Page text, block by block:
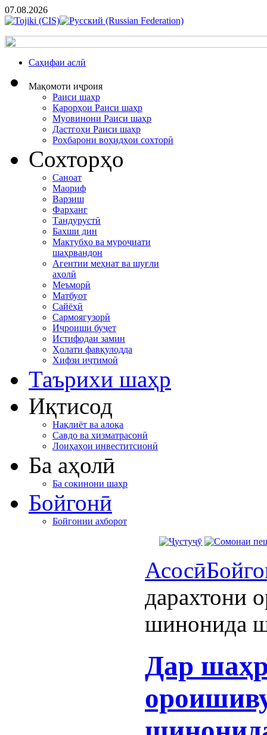
07.08.2026
Cаҳифаи аслӣ
Мақомоти иҷроия
Раиси шаҳр
Қарорҳои Раиси шаҳр
Муовинони Раиси шаҳр
Дастгоҳи Раиси шаҳр
Роҳбарони воҳидҳои сохторӣ
Сохторҳо
Саноат
Маориф
Варзиш
Фарҳанг
Тандурустӣ
Бахши дин
Мактубҳо ва муроҷиати
шаҳрвандон
Агентии меҳнат ва шуғли
аҳолӣ
Меъморӣ
Матбуот
Сайёҳӣ
Сармоягузорӣ
Иҷроиши буҷет
Истифодаи замин
Ҳолати фавқулодда
Хифзи иҷтимоӣ
Таърихи шаҳр
Иқтисод
Нақлиёт ва алоқа
Савдо ва хизматрасонӣ
Лоиҳаҳои инвеститсионӣ
Ба аҳолӣ
Ба сокинони шаҳр
Бойгонӣ
Бойгонии ахборот
Асосӣ
дарахтони
шинонида
Дар